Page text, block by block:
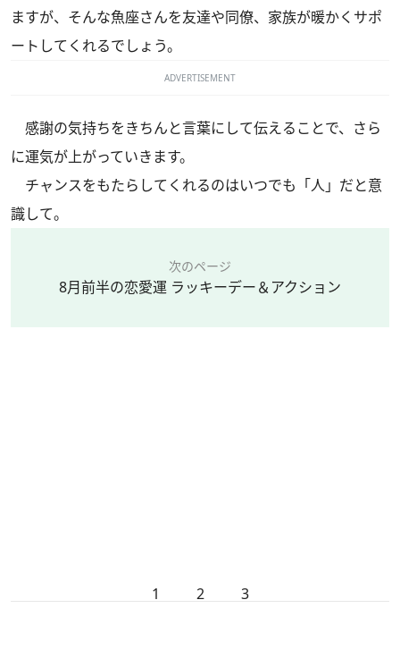
ますが、そんな魚座さんを友達や同僚、家族が暖かくサポ
ートしてくれるでしょう。
ADVERTISEMENT
感謝の気持ちをきちんと言葉にして伝えることで、さら
に運気が上がっていきます。
チャンスをもたらしてくれるのはいつでも「人」だと意
識して。
次のページ
8月前半の恋愛運 ラッキーデー＆アクション
1 2 3